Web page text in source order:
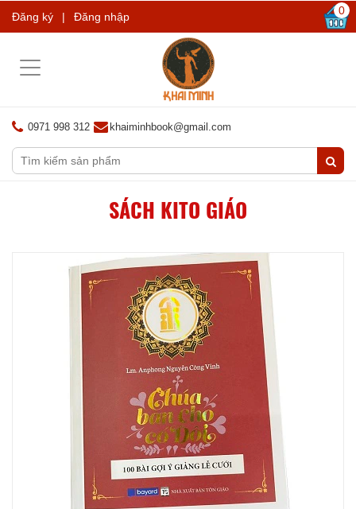
Đăng ký | Đăng nhập 0
Toggle
0971 998 312 khaiminhbook@gmail.com
SÁCH KITO GIÁO